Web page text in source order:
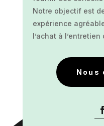
Notre objectif est
expérience
l’achat à
Nous